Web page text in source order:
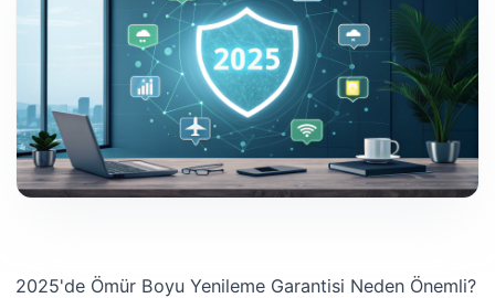
2025'de Ömür Boyu Yenileme Garantisi Neden Önemli?